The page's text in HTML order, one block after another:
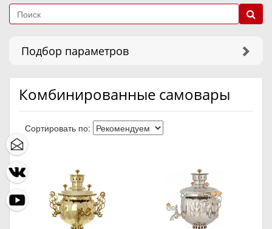
Подбор параметров
Комбинированные самовары
Сортировать по: